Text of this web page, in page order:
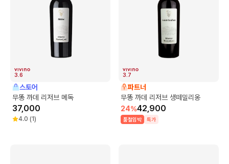
3.6
스토어
무똥 까데 리저브 메독
37,000
4.0 (1)
3.7
파트너
무똥 까데 리저브 생떼밀리옹
24%42,900
품절임박 특가